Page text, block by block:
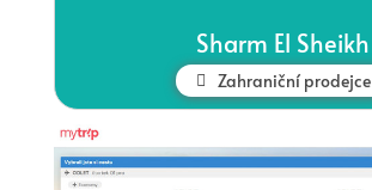
Sharm El Sheikh
Zahraniční prodejce